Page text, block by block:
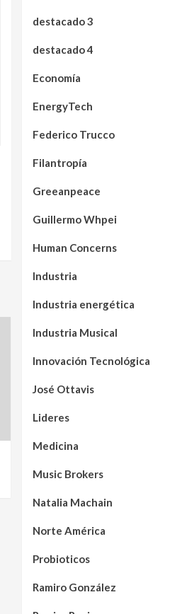
destacado 3
destacado 4
Economía
EnergyTech
Federico Trucco
Filantropía
Greeanpeace
Guillermo Whpei
Human Concerns
Industria
Industria energética
Industria Musical
Innovación Tecnológica
José Ottavis
Lideres
Medicina
Music Brokers
Natalia Machain
Norte América
Probioticos
Ramiro González